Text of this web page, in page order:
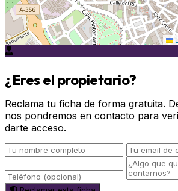
¿Eres el propietario?
Reclama tu ficha de forma gratuita.
nos pondremos en contacto para
darte acceso.